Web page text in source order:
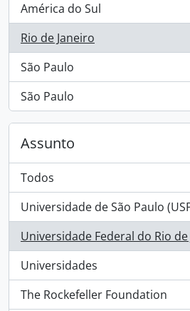
América do Sul
, 2 resultados
Rio de Janeiro
, 2 resultados
São Paulo
, 1 resultados
São Paulo
, 1 resultados
Assunto
Todos
Universidade de São Paulo
, 2 resultados
Universidade Federal do Rio de
, 2 resultados
Universidades
, 2 resultados
The Rockefeller Foundation
, 1 resultados